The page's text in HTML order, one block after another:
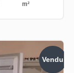
m²
Vendu